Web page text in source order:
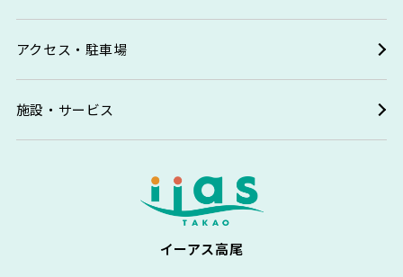
アクセス・駐車場
施設・サービス
イーアス高尾